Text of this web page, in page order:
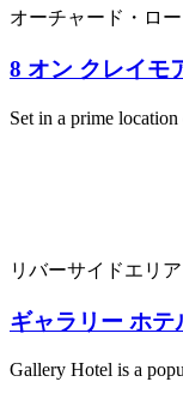
オーチャード・ロ
8 オン クレイモ
Set in a prime
リバーサイドエリア
ギャラリー ホテ
Gallery Hotel is a